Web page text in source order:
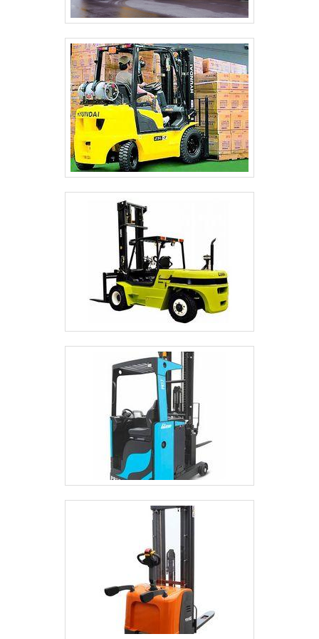
Escritório de alta qualidade onde são
treinamento com materiais sofisticados;
Equipamentos de última
geração.QUALIDADES E PONTOS FORTES
DA EMPRESASomente na Sansei Talhas é
possível encontrar o que há de melhor em
onde comprar talha elétrica. São opções
variadas que a empresa oferece, como
pórtico móvel para talhas e guinchos e
pega chapas com articulação 5
toneladas.É uma empresa comprometida
com seus serviços e uma empresa
responsável, padrões possíveis por contar
com escritório de alta qualidade onde são
realizadas as atividades e equipamentos
de última geração. Esses fatores,
somados a um time com equipe
multidisciplinar de consultores associados
e profissionais qualificados, garante a
melhor experiência para os clientes com